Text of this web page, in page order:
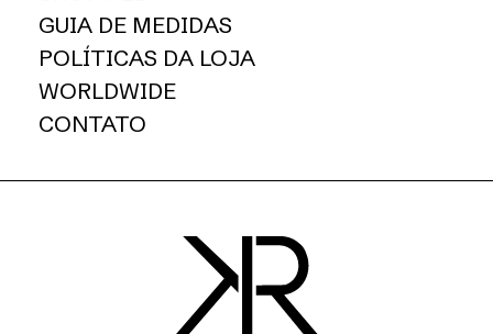
GUIA DE MEDIDAS
POLÍTICAS DA LOJA
WORLDWIDE
CONTATO